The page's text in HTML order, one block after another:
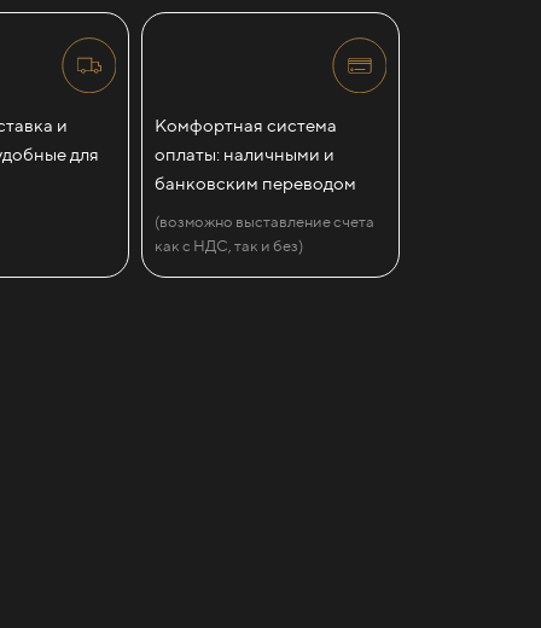
и
для
Комфортная система
оплаты: наличными и
банковским переводом
(возможно выставление счета
как с НДС, так и без)